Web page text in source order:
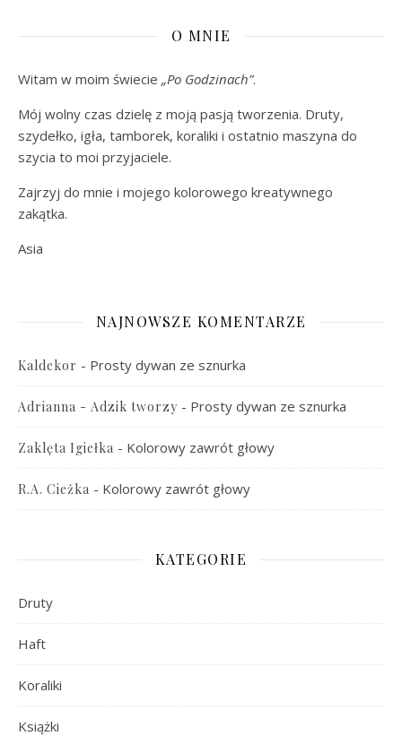
O MNIE
Witam w moim świecie „Po Godzinach”.
Mój wolny czas dzielę z moją pasją tworzenia. Druty,
szydełko, igła, tamborek, koraliki i ostatnio maszyna do
szycia to moi przyjaciele.
Zajrzyj do mnie i mojego kolorowego kreatywnego
zakątka.
Asia
NAJNOWSZE KOMENTARZE
Kaldekor - Prosty dywan ze sznurka
Adrianna - Adzik tworzy - Prosty dywan ze sznurka
Zaklęta Igiełka - Kolorowy zawrót głowy
R.A. Cieżka - Kolorowy zawrót głowy
KATEGORIE
Druty
Haft
Koraliki
Książki